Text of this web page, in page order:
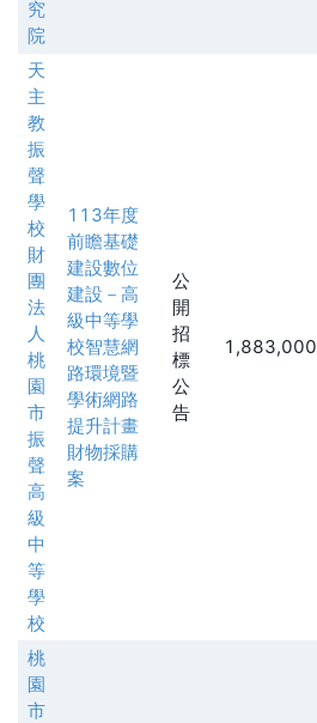
究
院
天
主
教
振
聲
學
校
財
團
法
人
桃
園
市
振
聲
高
級
中
等
學
校
113年度
前瞻基礎
建設數位
建設－高
級中等學
校智慧網
路環境暨
學術網路
提升計畫
財物採購
案
公
開
招
標
公
告
1,883,000
桃
園
市